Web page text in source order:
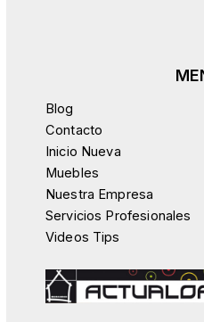
Blog
Contacto
Inicio Nueva
Muebles
Nuestra Empresa
Servicios Profesionales
Videos Tips